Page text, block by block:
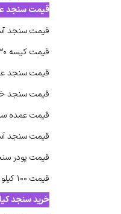
قیمت سنجد
قیمت سنجد آسیابی
قیمت کیسه ۳۰ کیلویی سنجد سوپر صادراتی – خرید کیلو ۲۲۰۰۰۰ تومان
قیمت سنجد عمده
قیمت سنجد خراسان
قیمت عمده سنجد
قیمت سنجد آسیابی ۹۵۰۰۰ تومان حداقل
قیمت پودر سنجد (
قیمت ۱۰۰ کیلو سنجد آسیاب شده ۹/۳۰۰/۰۰۰ تومان
خرید سنجد